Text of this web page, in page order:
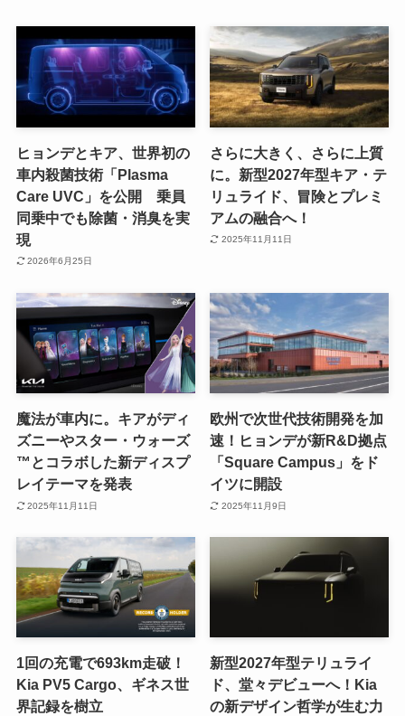
ヒョンデとキア、世界初の
車内殺菌技術「Plasma
Care UVC」を公開 乗員
同乗中でも除菌・消臭を実
現
2026年6月25日
さらに大きく、さらに上質
に。新型2027年型キア・テ
リュライド、冒険とプレミ
アムの融合へ！
2025年11月11日
魔法が車内に。キアがディ
ズニーやスター・ウォーズ
™とコラボした新ディスプ
レイテーマを発表
2025年11月11日
欧州で次世代技術開発を加
速！ヒョンデが新R&D拠点
「Square Campus」をド
イツに開設
2025年11月9日
1回の充電で693km走破！
Kia PV5 Cargo、ギネス世
界記録を樹立
新型2027年型テリュライ
ド、堂々デビューへ！Kia
の新デザイン哲学が生む力